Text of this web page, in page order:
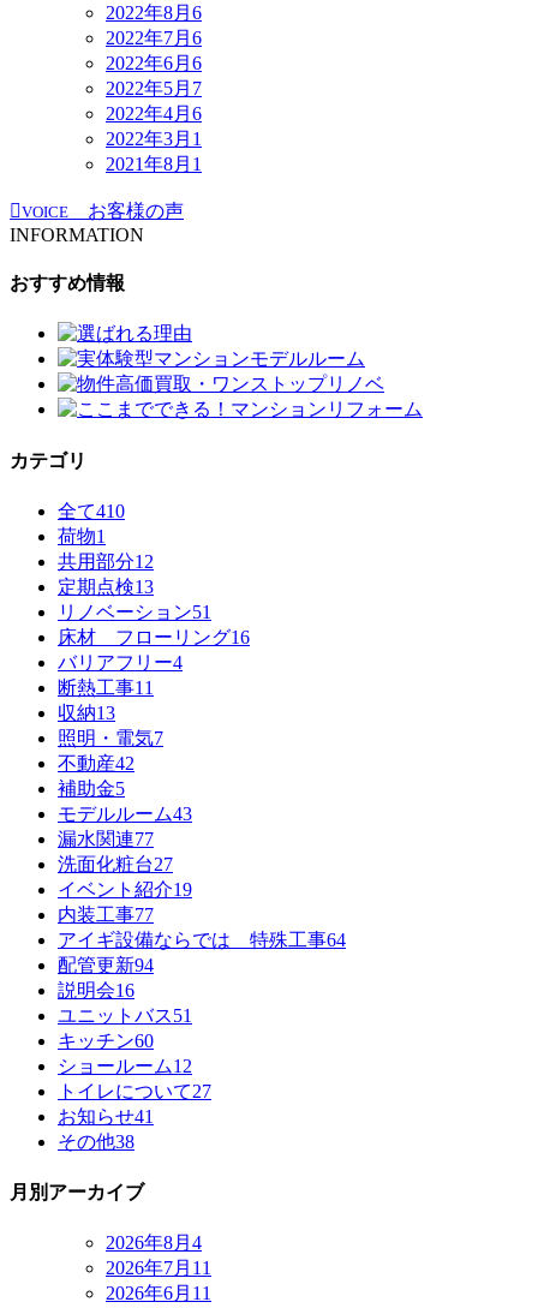
2022年8月 6
2022年7月 6
2022年6月 6
2022年5月 7
2022年4月 6
2022年3月 1
2021年8月 1
VOICE
お客様の声
INFORMATION
おすすめ情報
カテゴリ
全て410
荷物1
共用部分12
定期点検13
リノベーション51
床材 フローリング16
バリアフリー4
断熱工事11
収納13
照明・電気7
不動産42
補助金5
モデルルーム43
漏水関連77
洗面化粧台27
イベント紹介19
内装工事77
アイギ設備ならでは 特殊工事64
配管更新94
説明会16
ユニットバス51
キッチン60
ショールーム12
トイレについて27
お知らせ41
その他38
月別アーカイブ
2026年8月 4
2026年7月 11
2026年6月 11